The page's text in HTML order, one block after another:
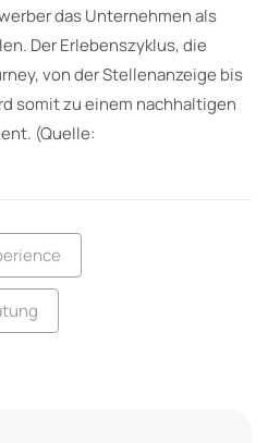
das Unternehmen als
Der Erlebenszyklus, die
von der Stellenanzeige bis
somit zu einem nachhaltigen
(Quelle: